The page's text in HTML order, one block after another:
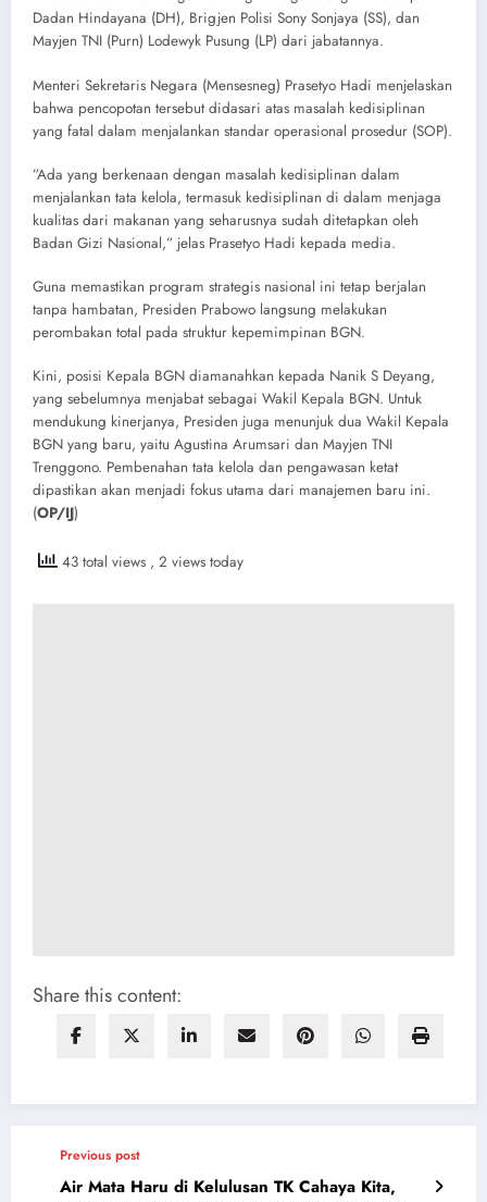
Dadan Hindayana (DH), Brigjen Polisi Sony Sonjaya (SS), dan
Mayjen TNI (Purn) Lodewyk Pusung (LP) dari jabatannya.
​Menteri Sekretaris Negara (Mensesneg) Prasetyo Hadi menjelaskan
bahwa pencopotan tersebut didasari atas masalah kedisiplinan
yang fatal dalam menjalankan standar operasional prosedur (SOP).
​”Ada yang berkenaan dengan masalah kedisiplinan dalam
menjalankan tata kelola, termasuk kedisiplinan di dalam menjaga
kualitas dari makanan yang seharusnya sudah ditetapkan oleh
Badan Gizi Nasional,” jelas Prasetyo Hadi kepada media.
​Guna memastikan program strategis nasional ini tetap berjalan
tanpa hambatan, Presiden Prabowo langsung melakukan
perombakan total pada struktur kepemimpinan BGN.
​Kini, posisi Kepala BGN diamanahkan kepada Nanik S Deyang,
yang sebelumnya menjabat sebagai Wakil Kepala BGN. Untuk
mendukung kinerjanya, Presiden juga menunjuk dua Wakil Kepala
BGN yang baru, yaitu Agustina Arumsari dan Mayjen TNI
Trenggono. Pembenahan tata kelola dan pengawasan ketat
dipastikan akan menjadi fokus utama dari manajemen baru ini.
(OP/IJ)
43 total views , 2 views today
Share this content:
Previous post
Air Mata Haru di Kelulusan TK Cahaya Kita,